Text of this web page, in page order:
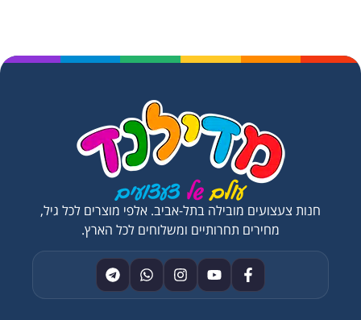
חנות צעצועים מובילה בתל-אביב. אלפי מוצרים לכל גיל,
מחירים תחרותיים ומשלוחים לכל הארץ.